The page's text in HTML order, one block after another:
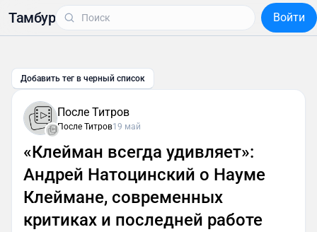
Тамбур Войти
Добавить тег в черный список
После Титров
После Титров19 май
«Клейман всегда удивляет»:
Андрей Натоцинский о Науме
Клеймане, современных
критиках и последней работе